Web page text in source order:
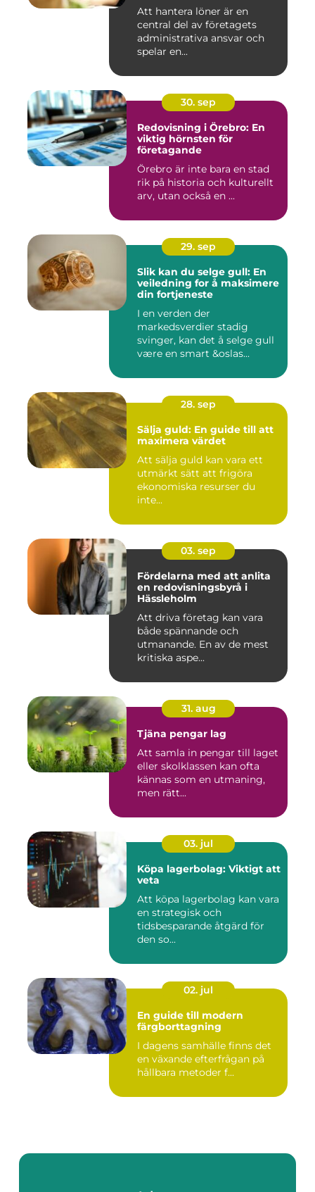
Att hantera löner är en
central del av företagets
administrativa ansvar och
spelar en...
30. sep
Redovisning i Örebro: En
viktig hörnsten för
företagande
Örebro är inte bara en stad
rik på historia och kulturellt
arv, utan också en ...
29. sep
Slik kan du selge gull: En
veiledning for å maksimere
din fortjeneste
I en verden der
markedsverdier stadig
svinger, kan det å selge gull
være en smart &oslas...
28. sep
Sälja guld: En guide till att
maximera värdet
Att sälja guld kan vara ett
utmärkt sätt att frigöra
ekonomiska resurser du
inte...
03. sep
Fördelarna med att anlita
en redovisningsbyrå i
Hässleholm
Att driva företag kan vara
både spännande och
utmanande. En av de mest
kritiska aspe...
31. aug
Tjäna pengar lag
Att samla in pengar till laget
eller skolklassen kan ofta
kännas som en utmaning,
men rätt...
03. jul
Köpa lagerbolag: Viktigt att
veta
Att köpa lagerbolag kan vara
en strategisk och
tidsbesparande åtgärd för
den so...
02. jul
En guide till modern
färgborttagning
I dagens samhälle finns det
en växande efterfrågan på
hållbara metoder f...